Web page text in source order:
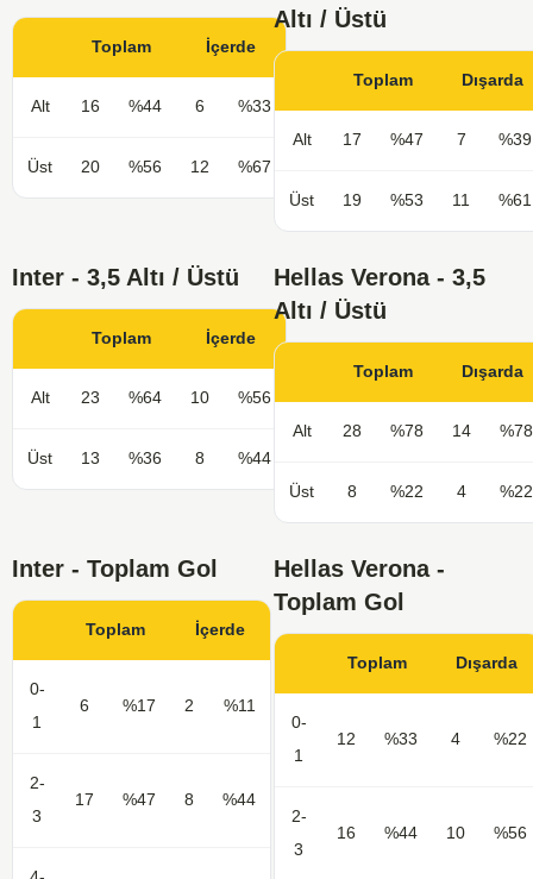
Toplam İçerde
Alt 16 %44 6 %33
Üst 20 %56 12 %67
Altı / Üstü
Toplam Dışarda
Alt 17 %47 7 %39
Üst 19 %53 11 %61
Inter - 3,5 Altı / Üstü
Toplam İçerde
Alt 23 %64 10 %56
Üst 13 %36 8 %44
Hellas Verona - 3,5
Altı / Üstü
Toplam Dışarda
Alt 28 %78 14 %78
Üst 8 %22 4 %22
Inter - Toplam Gol
Toplam İçerde
0-
1
6 %17 2 %11
2-
3
17 %47 8 %44
Hellas Verona -
Toplam Gol
Toplam Dışarda
0-
1
12 %33 4 %22
2-
3
16 %44 10 %56